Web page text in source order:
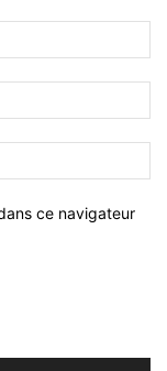
ce navigateur